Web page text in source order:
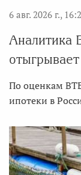
6 авг. 2026 г.,
Аналитика
По оценкам
ипотеки в